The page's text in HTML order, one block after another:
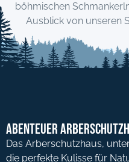
böhmischen
Ausblick von unseren
Abenteuer
Das Arberschutzhaus,
die perfekte Kulisse für